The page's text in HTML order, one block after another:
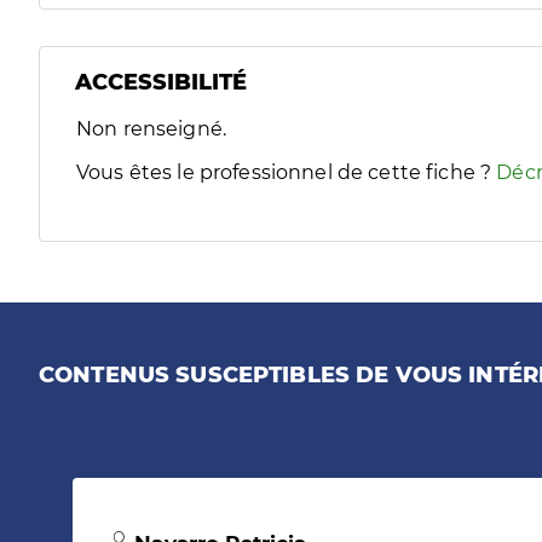
ACCESSIBILITÉ
Filtres
Sélectionnez un ou plusieurs handicaps/besoins
Non renseigné.
Vous êtes le professionnel de cette fiche ?
CONTENUS SUSCEPTIBLES DE VOUS